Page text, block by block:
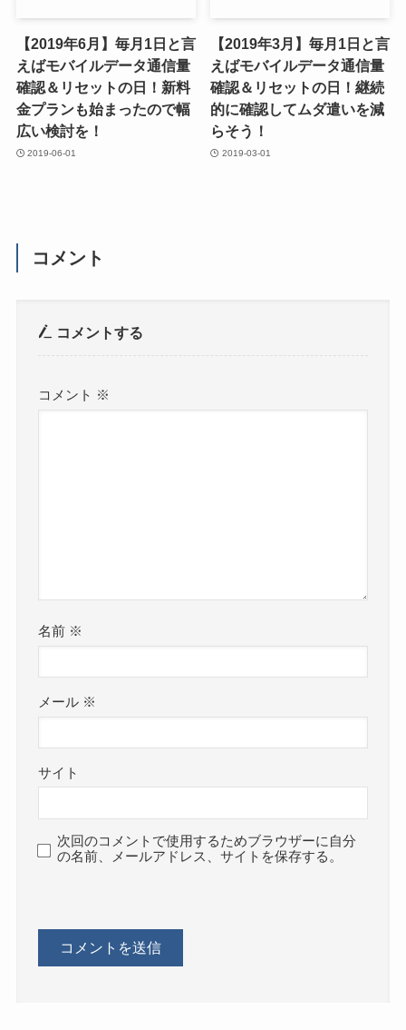
【2019年6月】毎月1日と言
えばモバイルデータ通信量
確認＆リセットの日！新料
金プランも始まったので幅
広い検討を！
2019-06-01
【2019年3月】毎月1日と言
えばモバイルデータ通信量
確認＆リセットの日！継続
的に確認してムダ遣いを減
らそう！
2019-03-01
コメント
コメントする
コメント ※
名前 ※
メール ※
サイト
次回のコメントで使用するためブラウザーに自分
の名前、メールアドレス、サイトを保存する。